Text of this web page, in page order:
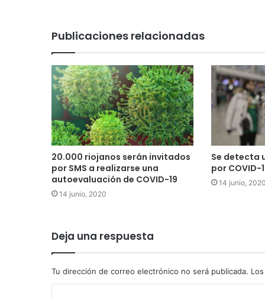
Publicaciones relacionadas
20.000 riojanos serán invitados
por SMS a realizarse una
autoevaluación de COVID-19
14 junio, 2020
Se detecta
por COVID-
14 junio,
Deja una respuesta
Tu dirección de correo electrónico no será publicada.